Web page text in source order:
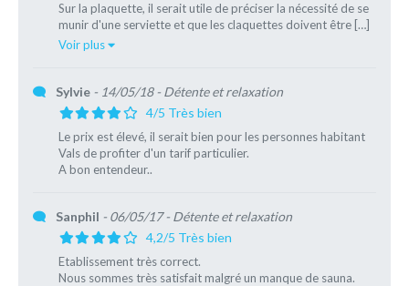
Sur la plaquette, il serait utile de préciser la nécessité de se
munir d'une serviette et que les claquettes doivent être […]
Voir plus
Sylvie - 14/05/18- Détente et relaxation
4/5 Très bien
Le prix est élevé, il serait bien pour les personnes habitant
Vals de profiter d'un tarif particulier.
A bon entendeur..
Sanphil - 06/05/17- Détente et relaxation
4,2/5 Très bien
Etablissement très correct.
Nous sommes très satisfait malgré un manque de sauna.